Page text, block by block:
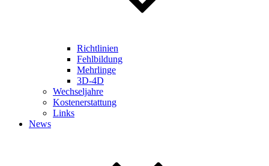
Richtlinien
Fehlbildung
Mehrlinge
3D-4D
Wechseljahre
Kostenerstattung
Links
News